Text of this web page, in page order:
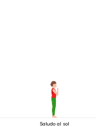
Saludo al sol